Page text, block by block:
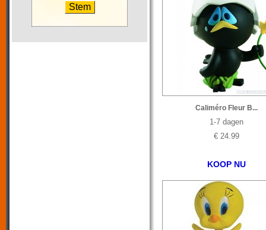
Caliméro Fleur B...
1-7 dagen
€ 24.99
KOOP NU